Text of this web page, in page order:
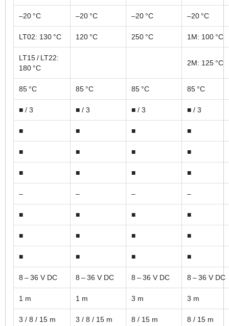
–20 °C –20 °C –20 °C –20 °C
LT02: 130 °C 120 °C 250 °C 1M: 100 °C
LT15 / LT22:
180 °C
2M: 125 °C
85 °C 85 °C 85 °C 85 °C
■ / 3 ■ / 3 ■ / 3 ■ / 3
■ ■ ■ ■
■ ■ ■ ■
■ ■ ■ ■
– – – –
■ ■ ■ ■
■ ■ ■ ■
■ ■ ■ ■
8 – 36 V DC 8 – 36 V DC 8 – 36 V DC 8 – 36 V DC
1 m 1 m 3 m 3 m
3 / 8 / 15 m 3 / 8 / 15 m 8 / 15 m 8 / 15 m